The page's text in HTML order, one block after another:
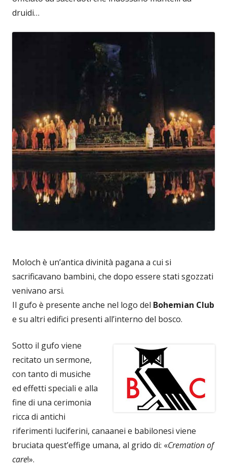
druidi…
Moloch è un’antica divinità pagana a cui si
sacrificavano bambini, che dopo essere stati sgozzati
venivano arsi.
Il gufo è presente anche nel logo del Bohemian Club
e su altri edifici presenti all’interno del bosco.
Sotto il gufo viene
recitato un sermone,
con tanto di musiche
ed effetti speciali e alla
fine di una cerimonia
ricca di antichi
riferimenti luciferini, canaanei e babilonesi viene
bruciata quest’effige umana, al grido di: «Cremation of
care!».